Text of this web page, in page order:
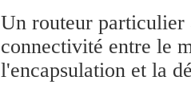
Un routeur particulier
connectivité entre le
l'encapsulation et la